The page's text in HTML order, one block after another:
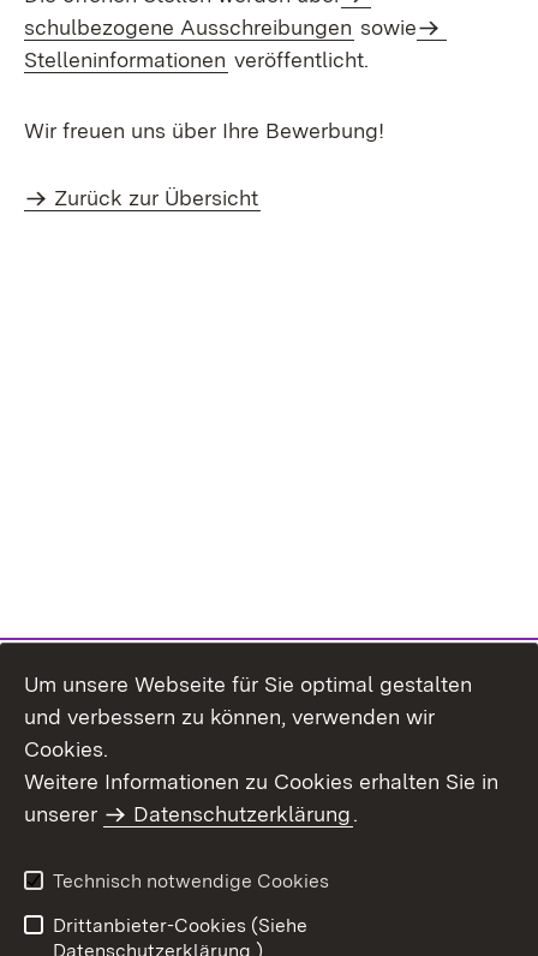
schulbezogene Ausschreibungen sowie
Stelleninformationen veröffentlicht.
Wir freuen uns über Ihre Bewerbung!
Zurück zur Übersicht
Benutzungshinweise
Erklärung zur
Um unsere Webseite für Sie optimal gestalten
und verbessern zu können, verwenden wir
Cookies.
Weitere Informationen zu Cookies erhalten Sie in
unserer
Datenschutzerklärung.
Technisch notwendige Cookies
Drittanbieter-Cookies (Siehe
Datenschutzerklärung.)